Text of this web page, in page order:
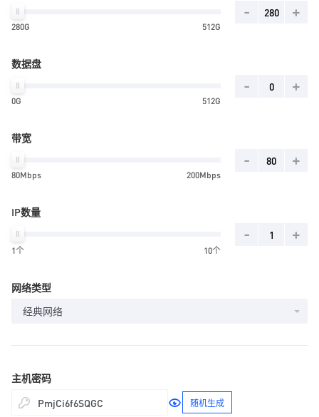
280G 512G
- +
数据盘
0G 512G
- +
带宽
80Mbps 200Mbps
- +
IP数量
1个 10个
- +
网络类型
经典网络
主机密码
随机生成